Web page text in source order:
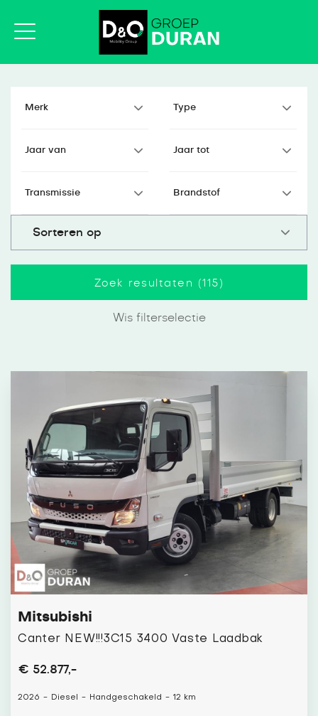
Zoek resultaten (115 )
Wis filterselectie
Mitsubishi
Canter NEW!!!3C15 3400 Vaste Laadbak
€ 52.877,-
2026 - Diesel - Handgeschakeld - 12 km